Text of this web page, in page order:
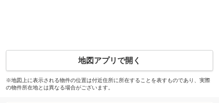
地図アプリで開く
※地図上に表示される物件の位置は付近住所に所在することを表すものであり、実際
の物件所在地とは異なる場合がございます。